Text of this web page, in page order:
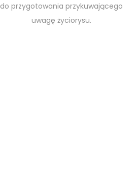
do przygotowania przykuwającego
uwagę życiorysu.